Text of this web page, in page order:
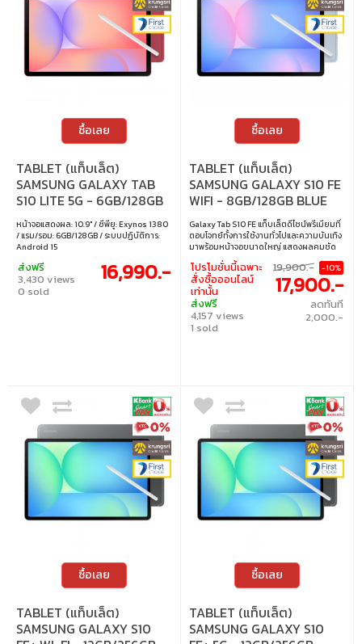
ซื้อเลย
TABLET (แท็บเล็ต)
SAMSUNG GALAXY TAB
S10 LITE 5G - 6GB/128GB
CORAL RED
หน้าจอแสดงผล: 10.9" / ซีพียู: Exynos 1380
/ แรม/รอม: 6GB/128GB / ระบบปฏิบัติการ:
Android 15
ส่งฟรี
3,430 views
0 sold
16,990.-
ซื้อเลย
TABLET (แท็บเล็ต)
SAMSUNG GALAXY S10 FE
WIFI - 8GB/128GB BLUE
Galaxy Tab S10 FE แท็บเล็ตดีไซน์พรีเมียมที่
ตอบโจทย์ทั้งการใช้งานทั่วไปและความบันเทิง
มาพร้อมหน้าจอขนาดใหญ่ แสดงผลคมชัด
รองรับการใช้งานร่วมกับ S Pen ให้
ประสบการณ์ที่ลื่นไหล เหมาะสำหรับผู้ที่ต้อ
งการแท็บเล็ตที่ครบครันในทุกด้าน • หน้า
จอแสดงผล: 10.9" • ซีพียู: Exynos 1580 •
แรม/รอม: 8GB/128GB • ระบบปฏิบัติการ:
Android 15
โปรโมชั่นนี้เฉพาะ
สั่งซื้อออนไลน์
เท่านั้น
ส่งฟรี
4,157 views
1 sold
19,900.- -10%
17,900.-
ลดทันที
2,000.-
ซื้อเลย
TABLET (แท็บเล็ต)
SAMSUNG GALAXY S10
ซื้อเลย
TABLET (แท็บเล็ต)
SAMSUNG GALAXY S10